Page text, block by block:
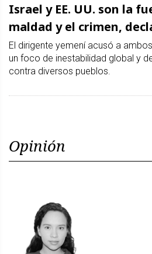
Israel y EE. UU. son la
maldad y el crimen,
El dirigente yemení acusó a
un foco de inestabilidad global y
contra diversos pueblos.
Opinión